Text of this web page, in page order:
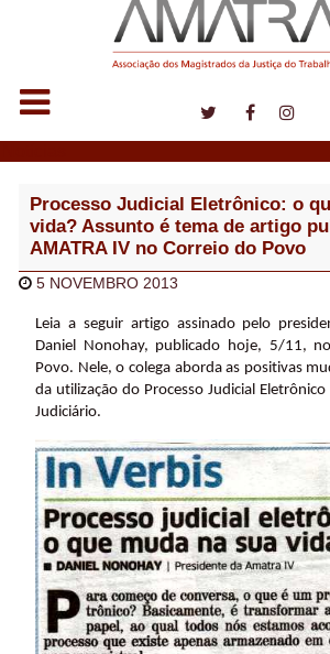
Processo Judicial Eletrônico: o
vida? Assunto é tema de artigo
AMATRA IV no Correio do Povo
5 NOVEMBRO 2013
Leia a seguir artigo assinado pelo
Daniel Nonohay, publicado hoje, 5/11,
Povo. Nele, o colega aborda as positivas
da utilização do Processo Judicial
Judiciário.